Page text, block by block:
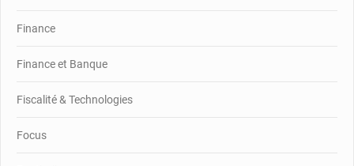
Finance
Finance et Banque
Fiscalité & Technologies
Focus